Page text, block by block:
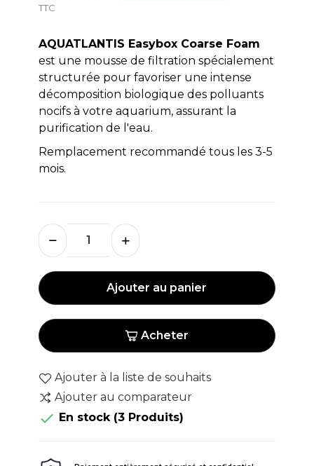
TTC
AQUATLANTIS Easybox Coarse Foam
est une mousse de filtration spécialement
structurée pour favoriser une intense
décomposition biologique des polluants
nocifs à votre aquarium, assurant la
purification de l'eau.
Remplacement recommandé tous les 3-5
mois.
Ajouter au panier
Acheter
Ajouter à la liste de souhaits
Ajouter au comparateur
 En stock (3 Produits)